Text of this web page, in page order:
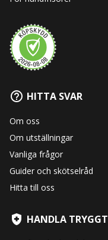
HITTA SVAR
Om oss
Om utställningar
Vanliga frågor
Guider och skötselråd
Hitta till oss
HANDLA TRYGGT